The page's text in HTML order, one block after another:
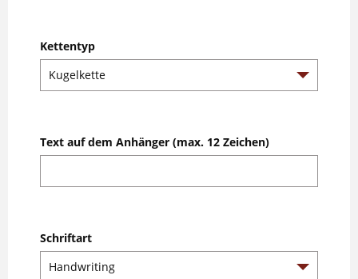
Kettentyp
Text auf dem Anhänger (max. 12 Zeichen)
Schriftart